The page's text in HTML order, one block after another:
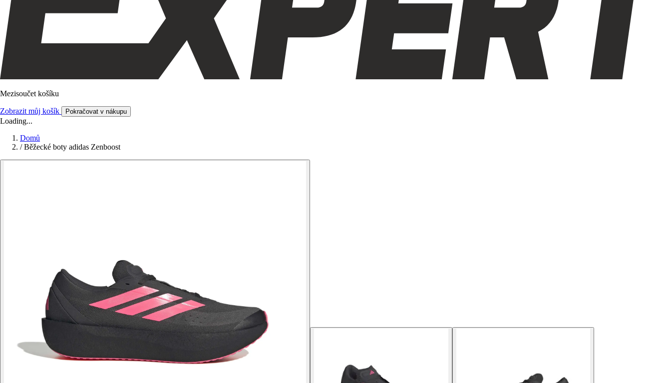
Mezisoučet košíku
Zobrazit můj košík Pokračovat v nákupu
Loading...
Domů
/ Běžecké boty adidas Zenboost